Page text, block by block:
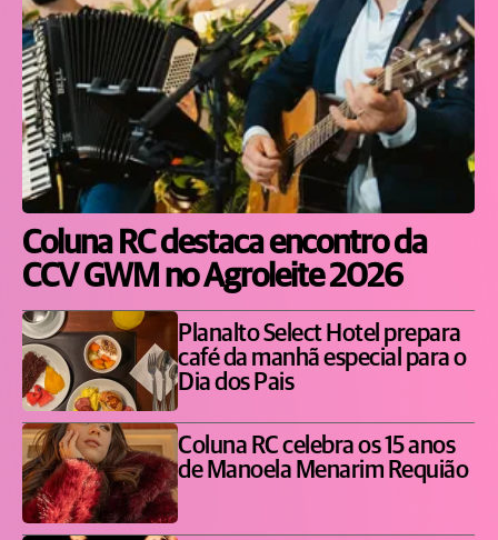
Coluna RC destaca encontro da
CCV GWM no Agroleite 2026
Planalto Select Hotel prepara
café da manhã especial para o
Dia dos Pais
Coluna RC celebra os 15 anos
de Manoela Menarim Requião